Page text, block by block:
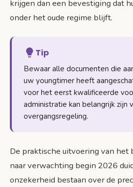
krijgen dan een bevestiging dat
onder het oude regime blijft.
Tip
Bewaar alle documenten die
uw youngtimer heeft
voor het eerst kwalificeerde
administratie kan belangrijk zijn
overgangsregeling.
De praktische uitvoering van
naar verwachting begin 2026
onzekerheid bestaan over de